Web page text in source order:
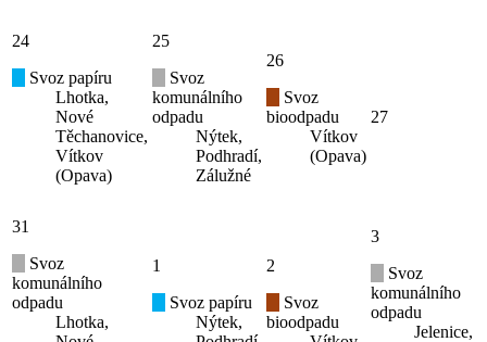
24
Svoz papíru
Lhotka,
Nové
Těchanovice,
Vítkov
(Opava)
25
Svoz
komunálního
odpadu
Nýtek,
Podhradí,
Zálužné
26
Svoz
bioodpadu
Vítkov
(Opava)
27
31
Svoz
komunálního
odpadu
Lhotka,
1
Svoz papíru
Nýtek,
2
Svoz
bioodpadu
3
Svoz
komunálního
odpadu
Jelenice,